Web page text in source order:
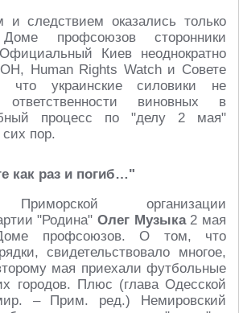
и следствием оказались только
профсоюзов сторонники
Киев неоднократно
Human Rights Watch и Совете
украинские силовики не
виновных в
процесс по "делу 2 мая"
пор.
как раз и погиб…"
организации
"Родина" Олег Музыка2 мая
профсоюзов. О том, что
свидетельствовало многое,
мая приехали футбольные
городов. Плюс (глава Одесской
– Прим. ред.) Немировский